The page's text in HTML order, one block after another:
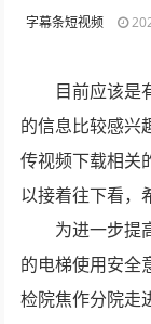
字幕条短视频
目前应该是
的信息比较感兴
传视频下载相关
以接着往下看，
为进一步提
的电梯使用安全
检院焦作分院走